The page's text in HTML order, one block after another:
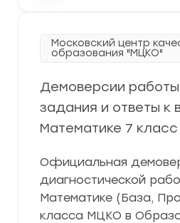
Московский центр
образования "МЦКО"
Демоверсии
задания и ответы к
Математике 7 класс
Официальная
диагностической
Математике (База,
класса МЦКО в